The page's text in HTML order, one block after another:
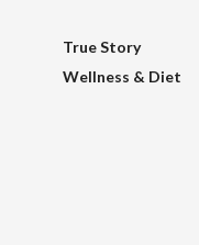
True Story
Wellness & Diet